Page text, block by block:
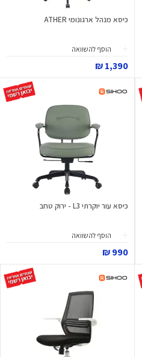
כיסא מנהל ארגונומי ATHER
הוסף להשוואה
1,390 ₪
כיסא עור יוקרתי L3 - ירוק טחב
הוסף להשוואה
990 ₪